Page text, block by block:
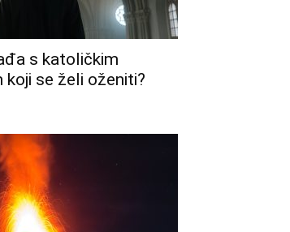
s katoličkim
koji se želi oženiti?